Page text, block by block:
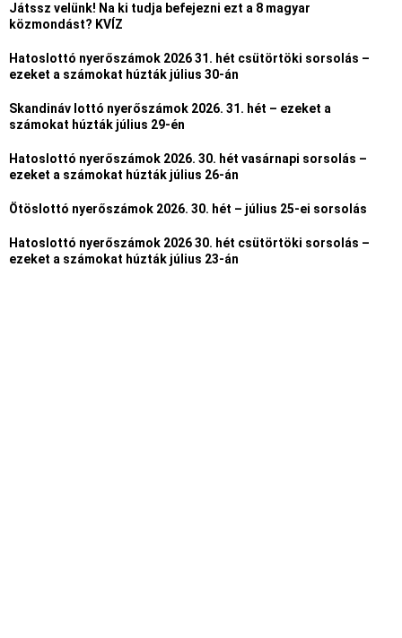
Játssz velünk! Na ki tudja befejezni ezt a 8 magyar
közmondást? KVÍZ
Hatoslottó nyerőszámok 2026 31. hét csütörtöki sorsolás –
ezeket a számokat húzták július 30-án
Skandináv lottó nyerőszámok 2026. 31. hét – ezeket a
számokat húzták július 29-én
Hatoslottó nyerőszámok 2026. 30. hét vasárnapi sorsolás –
ezeket a számokat húzták július 26-án
Ötöslottó nyerőszámok 2026. 30. hét – július 25-ei sorsolás
Hatoslottó nyerőszámok 2026 30. hét csütörtöki sorsolás –
ezeket a számokat húzták július 23-án